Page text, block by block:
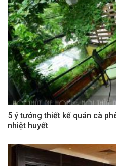
5 ý tưởng thiết kế quán cà
nhiệt huyết